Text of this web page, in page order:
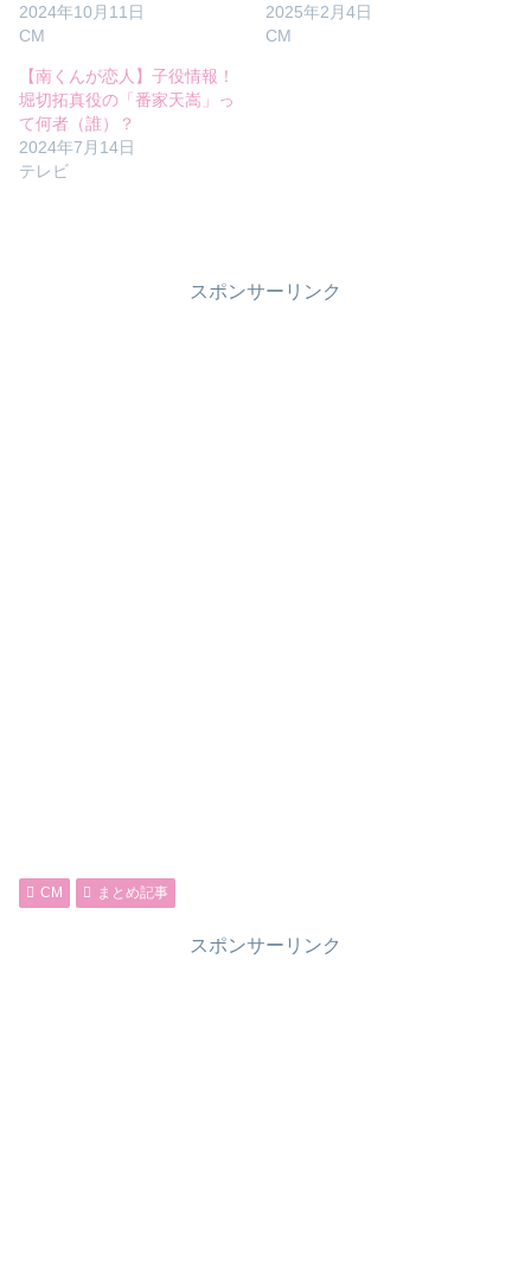
2024年10月11日
CM
2025年2月4日
CM
【南くんが恋人】子役情報！
堀切拓真役の「番家天嵩」っ
て何者（誰）？
2024年7月14日
テレビ
スポンサーリンク
CM まとめ記事
スポンサーリンク